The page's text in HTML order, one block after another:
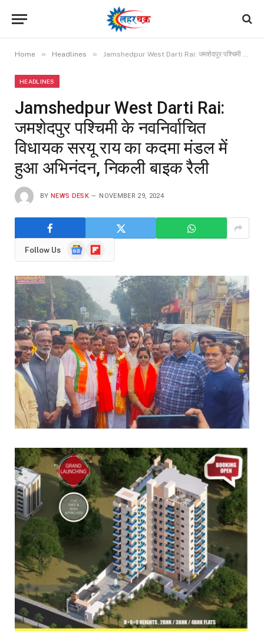
Home » Headlines » Jamshedpur West Darti Rai: जमशेदपुर पश्चिमी के नवनिर्वाचित विधायक सरयू राय का कदमा मंडल में हुआ अभिनंदन, निकली बाइक रैली
HEADLINES
Jamshedpur West Darti Rai:
जमशेदपुर पश्चिमी के नवनिर्वाचित
विधायक सरयू राय का कदमा मंडल में
हुआ अभिनंदन, निकली बाइक रैली
BY NEWS DESK NOVEMBER 29, 2024
Follow Us
GoogleFlipboard